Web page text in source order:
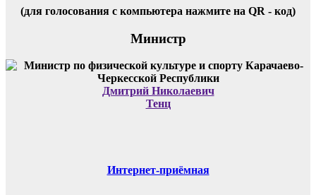
(для голосования с компьютера нажмите на QR - код)
Министр
Дмитрий Николаевич
Тенц
Интернет-приёмная